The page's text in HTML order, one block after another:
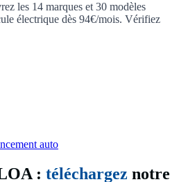
les 14 marques et 30 modèles
électrique dès 94€/mois. Vérifiez
auto
: téléchargez notre